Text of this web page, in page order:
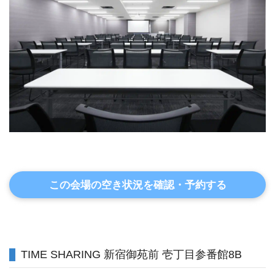
この会場の空き状況を確認・予約する
TIME SHARING 新宿御苑前 壱丁目参番館8B